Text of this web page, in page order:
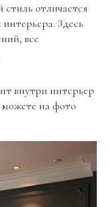
отличается
Здесь
все
внутри интерьер
на фото